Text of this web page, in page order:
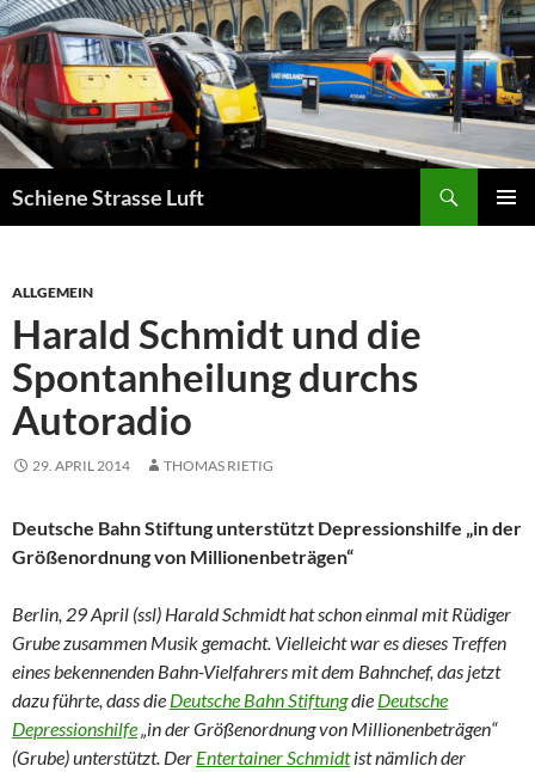
Zum
Inhalt
springen
Schiene Strasse Luft
ALLGEMEIN
Harald Schmidt und die
Spontanheilung durchs
Autoradio
29. APRIL 2014 THOMAS RIETIG
Deutsche Bahn Stiftung unterstützt Depressionshilfe „in der
Größenordnung von Millionenbeträgen“
Berlin, 29 April (ssl) Harald Schmidt hat schon einmal mit Rüdiger
Grube zusammen Musik gemacht. Vielleicht war es dieses Treffen
eines bekennenden Bahn-Vielfahrers mit dem Bahnchef, das jetzt
dazu führte, dass die Deutsche Bahn Stiftungdie Deutsche
Depressionshilfe„in der Größenordnung von Millionenbeträgen“
(Grube) unterstützt. Der Entertainer Schmidtist nämlich der